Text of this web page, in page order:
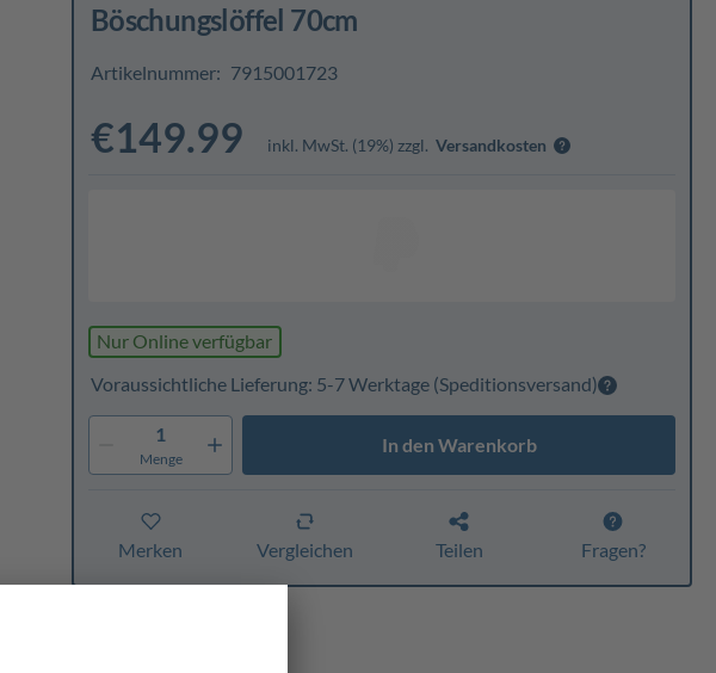
Böschungslöffel 70cm
Artikelnummer: 7915001723
€149.99 inkl. MwSt. (19%) zzgl. Versandkosten
Nur Online verfügbar
Voraussichtliche Lieferung: 5-7 Werktage(Speditionsversand)
1
Menge
In den Warenkorb
Merken Vergleichen Teilen Fragen?